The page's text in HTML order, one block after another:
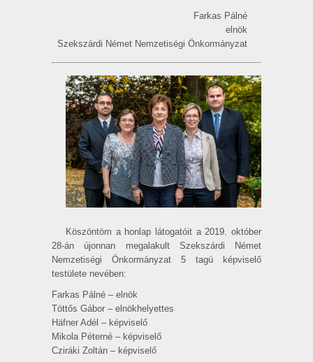
Farkas Pálné
elnök
Szekszárdi Német Nemzetiségi Önkormányzat
Köszöntöm a honlap látogatóit a 2019. október
28-án újonnan megalakult Szekszárdi Német
Nemzetiségi Önkormányzat 5 tagú képviselő
testülete nevében:
Farkas Pálné – elnök
Töttős Gábor – elnökhelyettes
Häfner Adél – képviselő
Mikola Péterné – képviselő
Cziráki Zoltán – képviselő